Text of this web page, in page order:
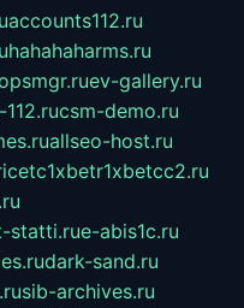
accounts112.ru
hahahaharms.ru
ev-gallery.ru
csm-demo.ru
allseo-host.ru
statti.rue-abis1c.ru
dark-sand.ru
sib-archives.ru